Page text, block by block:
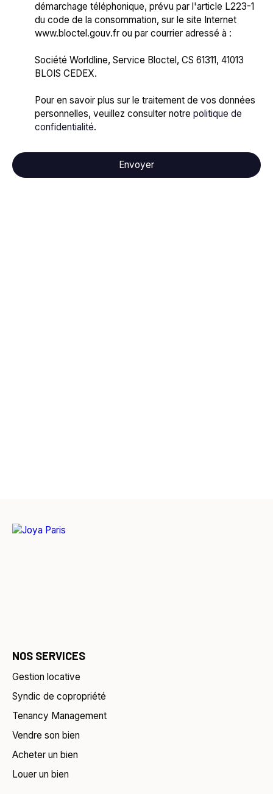
démarchage téléphonique, prévu par l'article L223-1
du code de la consommation, sur le site Internet
www.bloctel.gouv.fr ou par courrier adressé à :
Société Worldline, Service Bloctel, CS 61311, 41013
BLOIS CEDEX.
Pour en savoir plus sur le traitement de vos données
personnelles, veuillez consulter notre politique de
confidentialité.
Envoyer
NOS SERVICES
Gestion locative
Syndic de copropriété
Tenancy Management
Vendre son bien
Acheter un bien
Louer un bien